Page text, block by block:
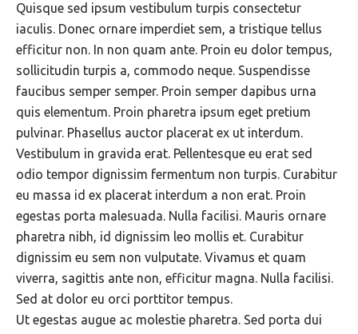
Quisque sed ipsum vestibulum turpis consectetur
iaculis. Donec ornare imperdiet sem, a tristique tellus
efficitur non. In non quam ante. Proin eu dolor tempus,
sollicitudin turpis a, commodo neque. Suspendisse
faucibus semper semper. Proin semper dapibus urna
quis elementum. Proin pharetra ipsum eget pretium
pulvinar. Phasellus auctor placerat ex ut interdum.
Vestibulum in gravida erat. Pellentesque eu erat sed
odio tempor dignissim fermentum non turpis. Curabitur
eu massa id ex placerat interdum a non erat. Proin
egestas porta malesuada. Nulla facilisi. Mauris ornare
pharetra nibh, id dignissim leo mollis et. Curabitur
dignissim eu sem non vulputate. Vivamus et quam
viverra, sagittis ante non, efficitur magna. Nulla facilisi.
Sed at dolor eu orci porttitor tempus.
Ut egestas augue ac molestie pharetra. Sed porta dui